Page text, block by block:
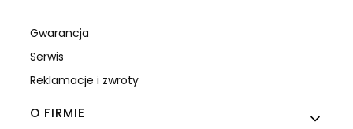
Gwarancja
Serwis
Reklamacje i zwroty
O FIRMIE